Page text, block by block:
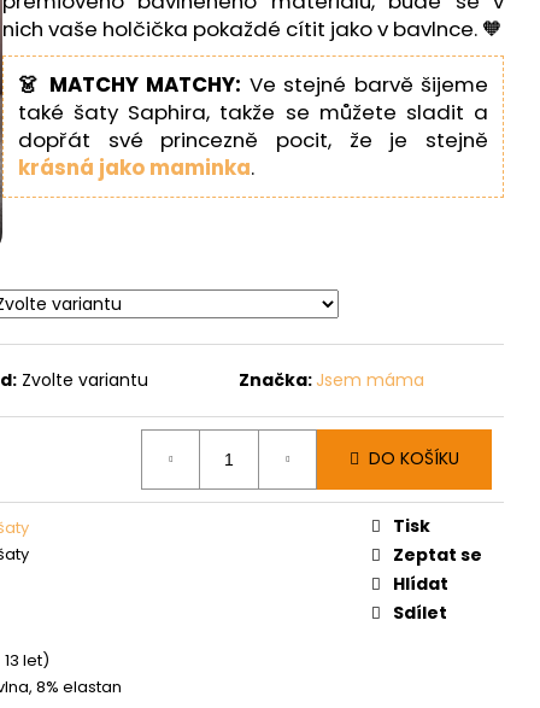
nich vaše holčička pokaždé cítit jako v bavlnce. 🧡
👗 MATCHY MATCHY: Ve stejné barvě šijeme
také šaty Saphira, takže se můžete sladit a
dopřát své princezně pocit, že je stejně
krásná jako maminka.
Zvolte variantu Značka: Jsem máma
DO KOŠÍKU
let)
8% elastan
Tisk
Zeptat se
Hlídat
Sdílet